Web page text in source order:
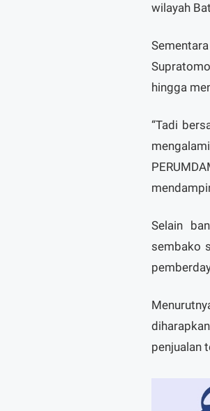
wilayah
hingga
“Tadi
Selain
sembako
penjualan